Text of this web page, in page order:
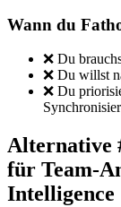
Wann du
❌ Du
❌ Du willst
❌ Du
Alternative
für Team-
Intelligence